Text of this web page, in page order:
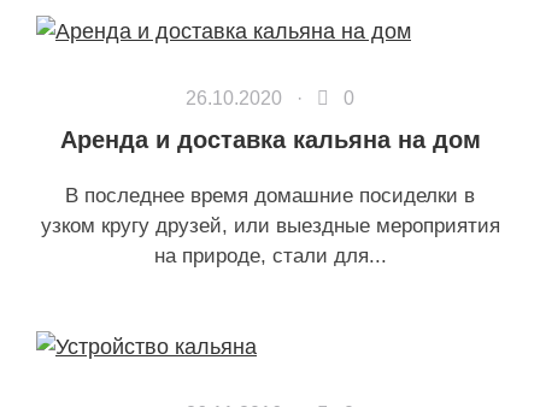
26.10.2020 · 0
Аренда и доставка кальяна на дом
В последнее время домашние посиделки в
узком кругу друзей, или выездные мероприятия
на природе, стали для...